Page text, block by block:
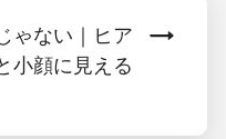
ゃない｜ヒア
小顔に見える